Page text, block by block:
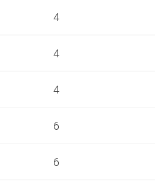
4
4
4
6
6